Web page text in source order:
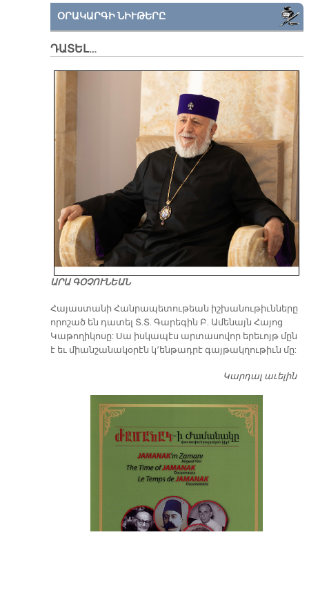
ՕՐԱԿԱՐԳԻ ՆԻՒԹԵՐԸ
ԴԱՏԵԼ…
ԱՐԱ ԳՕՉՈՒՆԵԱՆ
​Հայաստանի Հանրապետութեան իշխանութիւնները
որոշած են դատել Տ.Տ. Գարեգին Բ. Ամենայն Հայոց
Կաթողիկոսը: Սա իսկապէս արտասովոր երեւոյթ մըն
է եւ միանշանակօրէն կ՚ենթադրէ գայթակղութիւն մը:
Կարդալ աւելին